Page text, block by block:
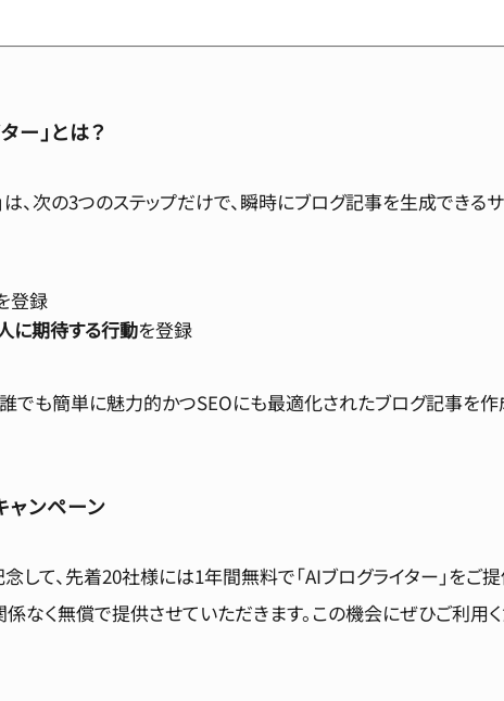
ー」とは？
は、次の3つのステップだけで、瞬時にブログ記事を生成できる
登録
に期待する行動を登録
でも簡単に魅力的かつSEOにも最適化されたブログ記事を作
ャンペーン
して、先着20社様には1年間無料で「AIブログライター」をご
なく無償で提供させていただきます。この機会にぜひご利用く